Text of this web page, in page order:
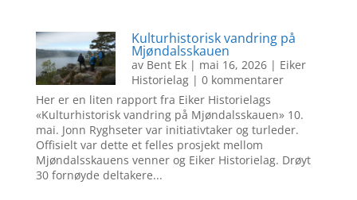
Kulturhistorisk vandring på
Mjøndalsskauen
av Bent Ek| mai 16, 2026| Eiker
Historielag| 0 kommentarer
Her er en liten rapport fra Eiker Historielags
«Kulturhistorisk vandring på Mjøndalsskauen» 10.
mai. Jonn Ryghseter var initiativtaker og turleder.
Offisielt var dette et felles prosjekt mellom
Mjøndalsskauens venner og Eiker Historielag. Drøyt
30 fornøyde deltakere...